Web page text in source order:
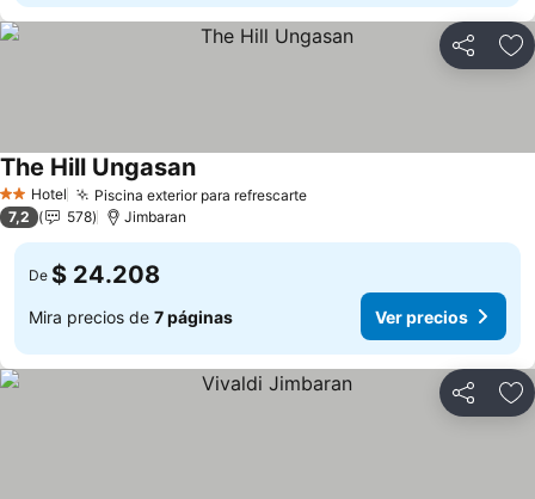
Compartir
2 Estrellas
Hotel Piscina exterior para refrescarteVer precios
The Hill UngasanVer precios
7,2 578 Jimbaran
De $ 24.208
Mira precios de 7 páginas Ver precios
Compartir